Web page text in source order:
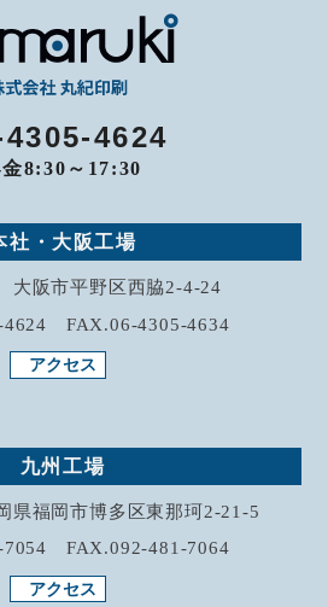
4624
金8:30～17:30
社・大阪工場
阪市平野区西脇2-4-24
4624 FAX.06-4305-4634
アクセス
九州工場
福岡市博多区東那珂2-21-5
7054 FAX.092-481-7064
アクセス